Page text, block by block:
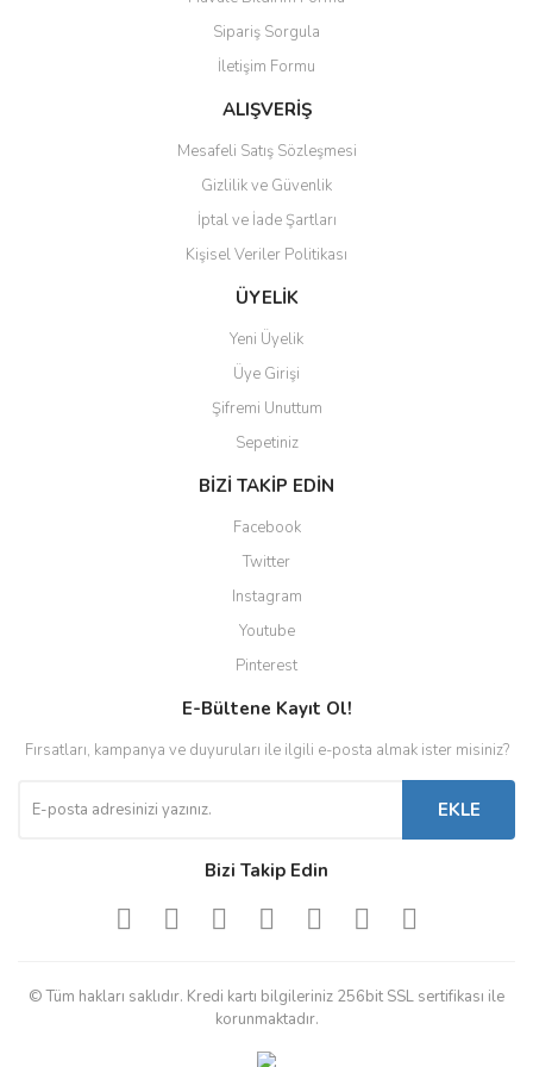
Ürün bilgilerinde hatalar bulunuyor.
Ürün fiyatı diğer sitelerden daha pahalı.
Bu ürüne benzer farklı alternatifler olmalı.
Gönder
Sipariş Sorgula
İletişim Formu
ALIŞVERİŞ
Mesafeli Satış Sözleşmesi
Gizlilik ve Güvenlik
İptal ve İade Şartları
Kişisel Veriler Politikası
ÜYELİK
Yeni Üyelik
Üye Girişi
Şifremi Unuttum
Sepetiniz
BİZİ TAKİP EDİN
Facebook
Twitter
Instagram
Youtube
Pinterest
E-Bültene Kayıt Ol!
Fırsatları, kampanya ve duyuruları ile ilgili e-posta almak ister misiniz?
EKLE
Bizi Takip Edin
© Tüm hakları saklıdır. Kredi kartı bilgileriniz 256bit SSL sertifikası ile
korunmaktadır.